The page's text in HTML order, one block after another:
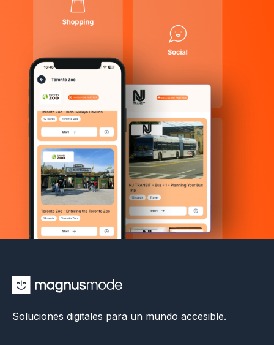
Soluciones digitales para un mundo accesible.